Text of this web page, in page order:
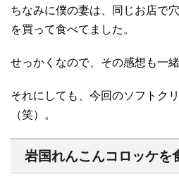
ちなみに僕の妻は、同じお店で
を買って食べてました。
せっかくなので、その感想も一
それにしても、今回のソフトク
（笑）。
岩国れんこんコロッケを